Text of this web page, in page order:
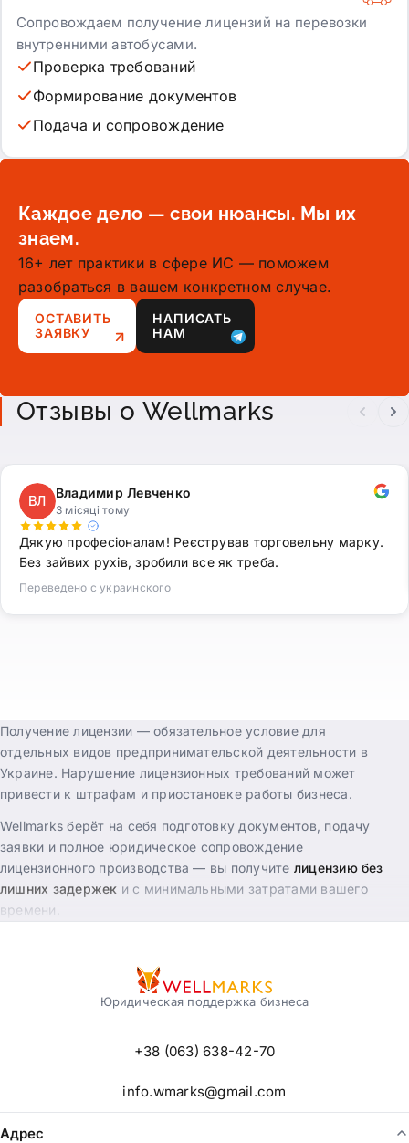
Сопровождаем получение лицензий на перевозки
внутренними автобусами.
Проверка требований
Формирование документов
Подача и сопровождение
Каждое дело — свои нюансы. Мы их
знаем.
16+ лет практики в сфере ИС — поможем
разобраться в вашем конкретном случае.
ОСТАВИТЬ
ЗАЯВКУ
НАПИСАТЬ
НАМ
Отзывы о Wellmarks
ВЛ
Владимир Левченко
3 місяці тому
Дякую професіоналам! Реєстрував торговельну марку.
Без зайвих рухів, зробили все як треба.
Переведено с украинского
Получение лицензии — обязательное условие для
отдельных видов предпринимательской деятельности в
Украине. Нарушение лицензионных требований может
привести к штрафам и приостановке работы бизнеса.
Wellmarks берёт на себя подготовку документов, подачу
заявки и полное юридическое сопровождение
лицензионного производства — вы получите лицензию без
лишних задержек и с минимальными затратами вашего
времени.
Лицензия на торговлю алкогольными напитками и
табачными изделиями
Другие лицензии для предпринимательской
Подготовка документов и заявок на лицензию
Сопровождение лицензионного производства от начала
Юридическая поддержка бизнеса
+38 (063) 638-42-70
info.wmarks@gmail.com
Адрес